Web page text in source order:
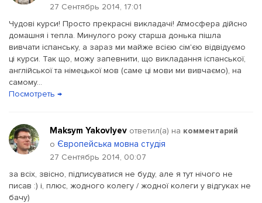
27 Сентябрь 2014, 17:01
Чудові курси! Просто прекрасні викладачі! Атмосфера дійсно
домашня і тепла. Минулого року старша донька пішла
вивчати іспанську, а зараз ми майже всією сім'єю відвідуємо
ці курси. Так що, можу запевнити, що викладання іспанської,
англійської та німецької мов (саме ці мови ми вивчаємо), на
самому...
Посмотреть →
Maksym Yakovlyev ответил(a) на комментарий
о Європейська мовна студія
27 Сентябрь 2014, 00:07
за всіх, звісно, підписуватися не буду, але я тут нічого не
писав :) і, плюс, жодного колегу / жодної колеги у відгуках не
бачу)